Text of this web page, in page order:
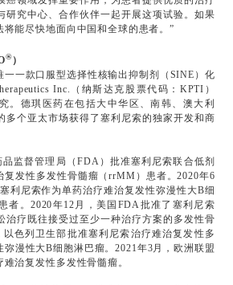
研究中心、合作伙伴一起开展这项试验。如果
能尽快地面向中国和全球的患者。”
®）
一一款口服型选择性核输出抑制剂（SINE）化
Inc.（纳斯达克股票代码：KPTI）
。德琪医药在包括大中华区、南韩、澳大利
多个亚太市场获得了塞利尼索的独家开发和商
监督管理局（FDA）批准塞利尼索联合低剂
复发性多发性骨髓瘤（rrMM）患者。2020年6
利尼索作为单药治疗难治复发性弥漫性大B细
者。2020年12月，美国FDA批准了塞利尼索
治疗既往接受过至少一种治疗方案的多发性骨
色列卫生部批准塞利尼索治疗难治复发性多
漫性大B细胞淋巴瘤。2021年3月，欧洲联盟
治复发性多发性骨髓瘤。